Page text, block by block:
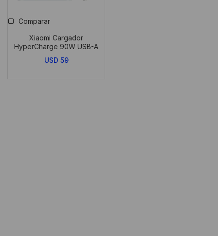
Comparar
Xiaomi Cargador
HyperCharge 90W USB-A
USD 59